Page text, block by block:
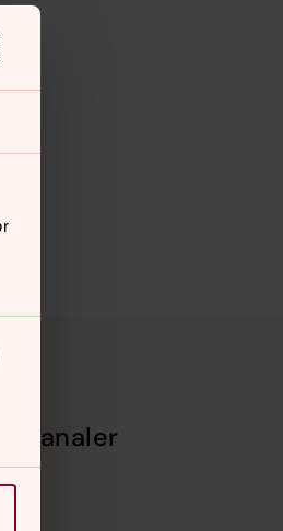
kanaler